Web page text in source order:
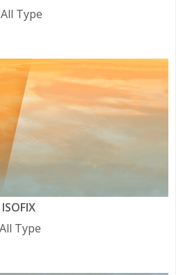
All Type
ISOFIX
All Type